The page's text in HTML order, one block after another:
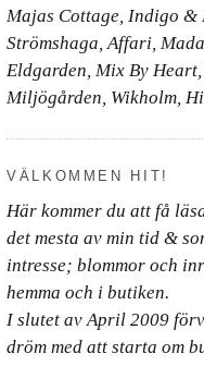
Majas Cottage, Indigo &
Strömshaga, Affari,
Eldgarden, Mix By
Miljögården, Wikholm,
VÄLKOMMEN HIT!
Här kommer du att få
det mesta av min tid &
intresse; blommor och
hemma och i butiken.
I slutet av April 2009
dröm med att starta om